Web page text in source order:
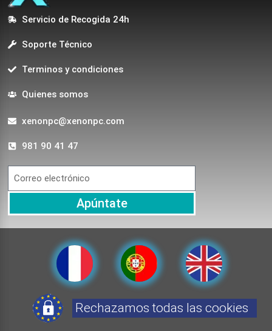
Servicio de Recogida 24h
Soporte Técnico
Terminos y condiciones
Quienes somos
xenonpc@xenonpc.com
981 90 41 47
Apúntate
Rechazamos todas las cookies